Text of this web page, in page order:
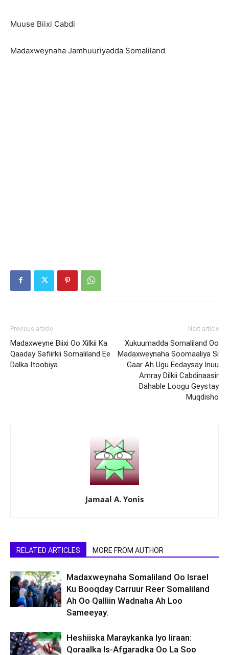
Muuse Biixi Cabdi
Madaxweynaha Jamhuuriyadda Somaliland
Previous article
Madaxweyne Biixi Oo Xilkii Ka
Qaaday Safiirkii Somaliland Ee
Dalka Itoobiya
Next article
Xukuumadda Somaliland Oo
Madaxweynaha Soomaaliya Si
Gaar Ah Ugu Eedaysay Inuu
Amray Dilkii Cabdinaasir
Dahable Loogu Geystay
Muqdisho
Jamaal A. Yonis
RELATED ARTICLES MORE FROM AUTHOR
Madaxweynaha Somaliland Oo Israel
Ku Booqday Carruur Reer Somaliland
Ah Oo Qalliin Wadnaha Ah Loo
Sameeyay.
Heshiiska Maraykanka Iyo Iiraan:
Qoraalka Is-Afgaradka Oo La Soo